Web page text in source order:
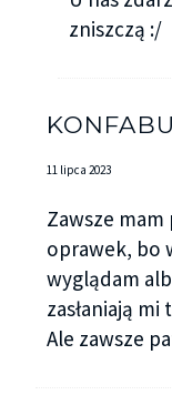
zniszczą :/
11 lipca 2023
Zawsze
oprawek, bo
wyglądam
zasłaniają mi
Ale zawsze